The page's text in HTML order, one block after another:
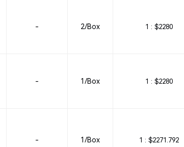
- 2/Box 1 : $2280
- 1/Box 1 : $2280
- 1/Box 1 : $2271.792